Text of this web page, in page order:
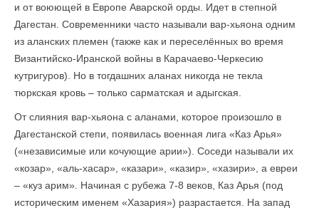
и от воюющей в Европе Аварской орды. Идет в степной
Дагестан. Современники часто называли вар-хьяона одним
из аланских племен (также как и переселённых во время
Византийско-Иранской войны в Карачаево-Черкесию
кутригуров). Но в тогдашних аланах никогда не текла
тюркская кровь – только сарматская и адыгская.
От слияния вар-хьяона с аланами, которое произошло в
Дагестанской степи, появилась военная лига «Каз Арья»
(«независимые или кочующие арии»). Соседи называли их
«козар», «аль-хасар», «казари», «казир», «хазири», а евреи
– «куз арим». Начиная с рубежа 7-8 веков, Каз Арья (под
историческим именем «Хазария») разрастается. На запад